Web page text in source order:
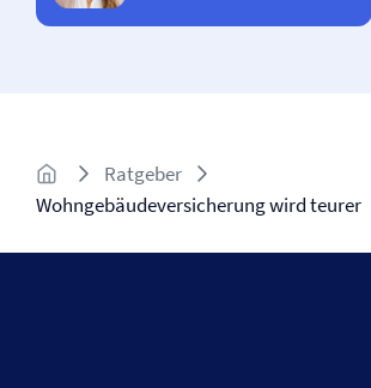
Ratgeber
Wohngebäudeversicherung wird teurer